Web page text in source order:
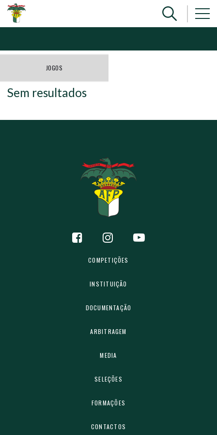
JOGOS
Sem resultados
COMPETIÇÕES
INSTITUIÇÃO
DOCUMENTAÇÃO
ARBITRAGEM
MEDIA
SELEÇÕES
FORMAÇÕES
CONTACTOS